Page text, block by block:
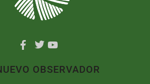
OBSERVADOR